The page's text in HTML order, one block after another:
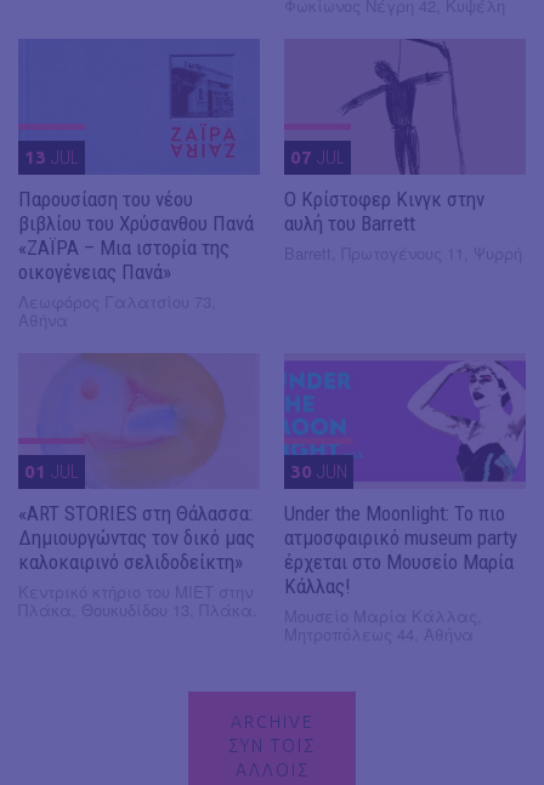
13 JUL
Παρουσίαση του νέου
βιβλίου του Χρύσανθου Πανά
«ΖΑΪΡΑ – Μια ιστορία της
οικογένειας Πανά»
07 JUL
O Κρίστοφερ Κινγκ στην
αυλή του Barrett
01 JUL
«ART STORIES στη Θάλασσα:
Δημιουργώντας τον δικό μας
καλοκαιρινό σελιδοδείκτη»
30 JUN
Under the Moonlight: Το πιο
ατμοσφαιρικό museum party
έρχεται στο Μουσείο Μαρία
Κάλλας!
ARCHIVE
ΣΥΝ ΤΟΙΣ
ΑΛΛΟΙΣ